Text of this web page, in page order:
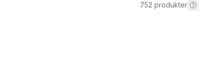
752 produkter